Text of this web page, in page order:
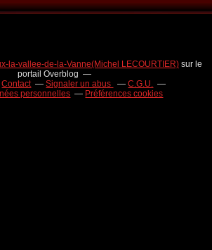
la-vallee-de-la-Vanne(Michel LECOURTIER) sur le
portail Overblog
Contact Signaler un abus
C.G.U.
personnelles
Préférences cookies